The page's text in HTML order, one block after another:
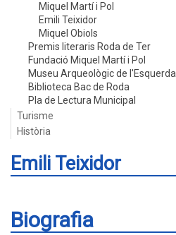
Miquel Martí i Pol
Emili Teixidor
Miquel Obiols
Premis literaris Roda de Ter
Fundació Miquel Martí i Pol
Museu Arqueològic de l'Esquerda
Biblioteca Bac de Roda
Pla de Lectura Municipal
Turisme
Història
Emili Teixidor
Biografia